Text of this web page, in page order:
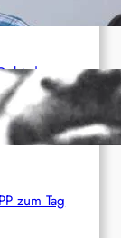
das
die
zum Tag